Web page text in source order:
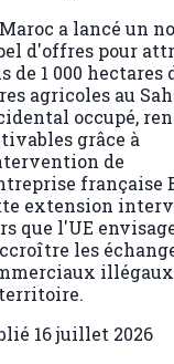
a lancé un
d'offres pour
de 1 000 hectares
agricoles au
occupé,
grâce à
de
française
extension
que l'UE
les
16 juillet 2026